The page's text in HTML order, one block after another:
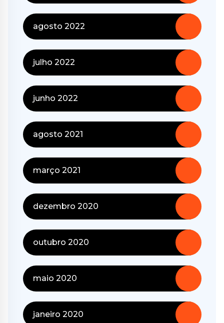
agosto 2022
julho 2022
junho 2022
agosto 2021
março 2021
dezembro 2020
outubro 2020
maio 2020
janeiro 2020